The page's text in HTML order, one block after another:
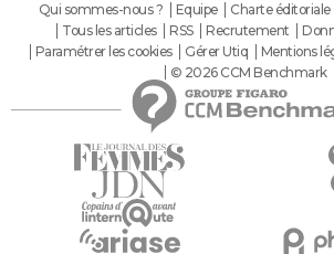
Qui sommes-nous ? Equipe Charte éditoriale
Tous les articles
RSS Recrutement
Paramétrer les cookies
Gérer Utiq Mentions
© 2026 CCM Benchmark